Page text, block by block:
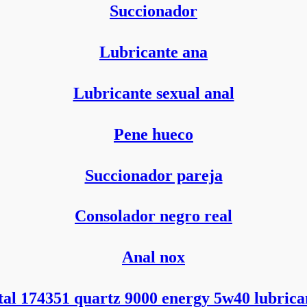
Succionador
Lubricante ana
Lubricante sexual anal
Pene hueco
Succionador pareja
Consolador negro real
Anal nox
174351 quartz 9000 energy 5w40